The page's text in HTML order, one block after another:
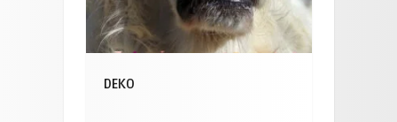
DEKO